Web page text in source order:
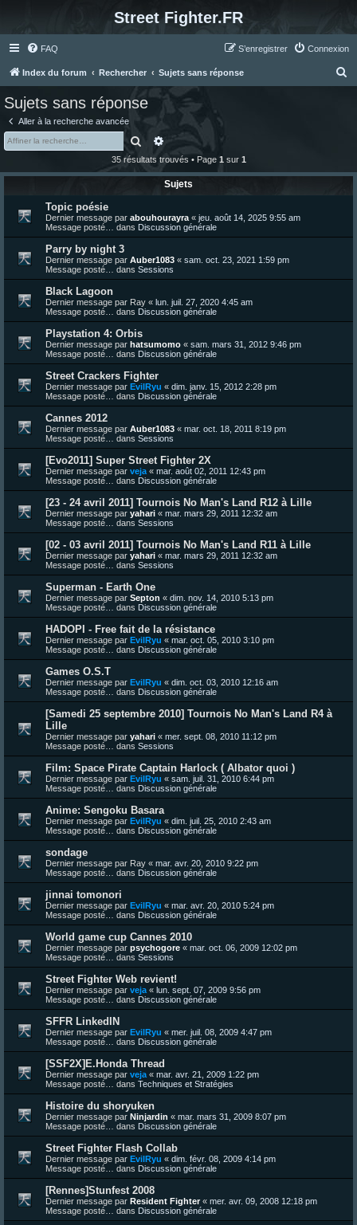
Street Fighter.FR
FAQ Connexion
S’enregistrer
Index du forum Rechercher Sujets sans réponse
Sujets sans réponse
Aller à la recherche avancée
RechercherRecherche avancée
35 résultats trouvés • Page 1 sur 1
Sujets
Topic poésie
Dernier message par abouhourayra « jeu. août 14, 2025 9:55 am
Message posté… dans Discussion générale
Parry by night 3
Dernier message par Auber1083 « sam. oct. 23, 2021 1:59 pm
Message posté… dans Sessions
Black Lagoon
Dernier message par Ray « lun. juil. 27, 2020 4:45 am
Message posté… dans Discussion générale
Playstation 4: Orbis
Dernier message par hatsumomo « sam. mars 31, 2012 9:46 pm
Message posté… dans Discussion générale
Street Crackers Fighter
Dernier message par EvilRyu « dim. janv. 15, 2012 2:28 pm
Message posté… dans Discussion générale
Cannes 2012
Dernier message par Auber1083 « mar. oct. 18, 2011 8:19 pm
Message posté… dans Sessions
[Evo2011] Super Street Fighter 2X
Dernier message par veja « mar. août 02, 2011 12:43 pm
Message posté… dans Discussion générale
[23 - 24 avril 2011] Tournois No Man's Land R12 à Lille
Dernier message par yahari « mar. mars 29, 2011 12:32 am
Message posté… dans Sessions
[02 - 03 avril 2011] Tournois No Man's Land R11 à Lille
Dernier message par yahari « mar. mars 29, 2011 12:32 am
Message posté… dans Sessions
Superman - Earth One
Dernier message par Septon « dim. nov. 14, 2010 5:13 pm
Message posté… dans Discussion générale
HADOPI - Free fait de la résistance
Dernier message par EvilRyu « mar. oct. 05, 2010 3:10 pm
Message posté… dans Discussion générale
Games O.S.T
Dernier message par EvilRyu « dim. oct. 03, 2010 12:16 am
Message posté… dans Discussion générale
[Samedi 25 septembre 2010] Tournois No Man's Land R4 à
Lille
Dernier message par yahari « mer. sept. 08, 2010 11:12 pm
Message posté… dans Sessions
Film: Space Pirate Captain Harlock ( Albator quoi )
Dernier message par EvilRyu « sam. juil. 31, 2010 6:44 pm
Message posté… dans Discussion générale
Anime: Sengoku Basara
Dernier message par EvilRyu « dim. juil. 25, 2010 2:43 am
Message posté… dans Discussion générale
sondage
Dernier message par Ray « mar. avr. 20, 2010 9:22 pm
Message posté… dans Discussion générale
jinnai tomonori
Dernier message par EvilRyu « mar. avr. 20, 2010 5:24 pm
Message posté… dans Discussion générale
World game cup Cannes 2010
Dernier message par psychogore « mar. oct. 06, 2009 12:02 pm
Message posté… dans Sessions
Street Fighter Web revient!
Dernier message par veja « lun. sept. 07, 2009 9:56 pm
Message posté… dans Discussion générale
SFFR LinkedIN
Dernier message par EvilRyu « mer. juil. 08, 2009 4:47 pm
Message posté… dans Discussion générale
[SSF2X]E.Honda Thread
Dernier message par veja « mar. avr. 21, 2009 1:22 pm
Message posté… dans Techniques et Stratégies
Histoire du shoryuken
Dernier message par Ninjardin « mar. mars 31, 2009 8:07 pm
Message posté… dans Discussion générale
Street Fighter Flash Collab
Dernier message par EvilRyu « dim. févr. 08, 2009 4:14 pm
Message posté… dans Discussion générale
[Rennes]Stunfest 2008
Dernier message par Resident Fighter« mer. avr. 09, 2008 12:18 pm
Message posté… dans Discussion générale